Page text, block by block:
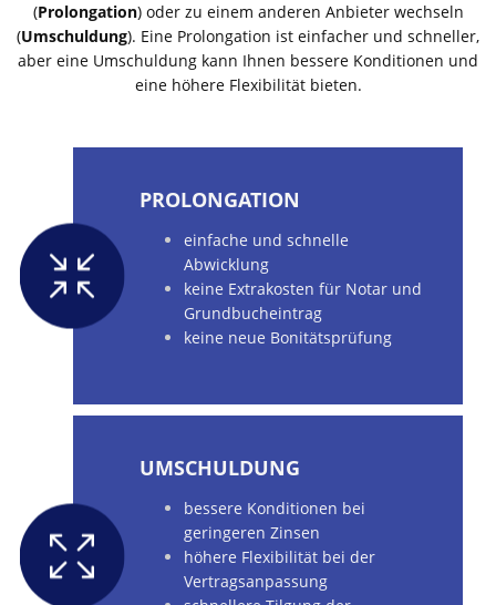
(Prolongation) oder zu einem anderen Anbieter wechseln
(Umschuldung). Eine Prolongation ist einfacher und schneller,
aber eine Umschuldung kann Ihnen bessere Konditionen und
eine höhere Flexibilität bieten.
PROLONGATION
einfache und schnelle
Abwicklung
keine Extrakosten für Notar und
Grundbucheintrag
keine neue Bonitätsprüfung
UMSCHULDUNG
bessere Konditionen bei
geringeren Zinsen
höhere Flexibilität bei der
Vertragsanpassung